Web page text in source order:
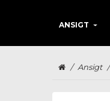
ANSIGT
/ Ansigt /